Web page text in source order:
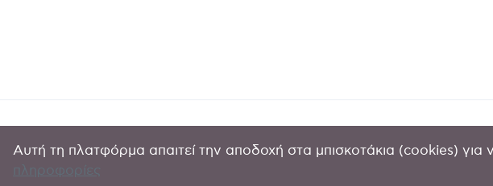
Copyright © 2024 by Goldensites
Αυτή τη πλατφόρμα απαιτεί την αποδοχή στα μπισκοτάκια (cookies)